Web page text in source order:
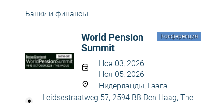
Банки и финансы
Конференция
World Pension
Summit
Ноя 03, 2026
Ноя 05, 2026
Нидерланды, Гаага
Leidsestraatweg 57, 2594 BB Den Haag, The